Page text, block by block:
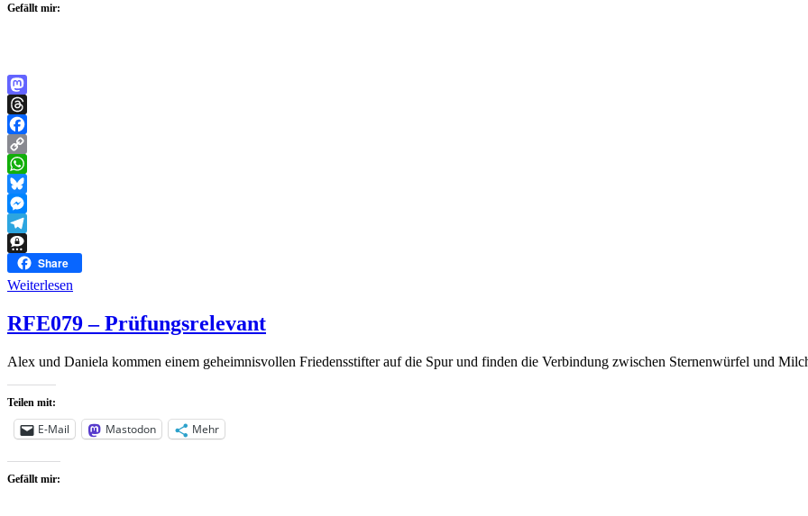
Gefällt mir:
Mastodon
Threads
Facebook
Copy
Link
WhatsApp
Bluesky
Messenger
Telegram
Threema
Share
Weiterlesen
RFE079 – Prüfungsrelevant
Alex und Daniela kommen einem geheimnisvollen Friedensstifter auf die Spur und finden die Verbindung zwischen Sternenwürfel und
Teilen mit:
E-Mail Mastodon Mehr
Gefällt mir: